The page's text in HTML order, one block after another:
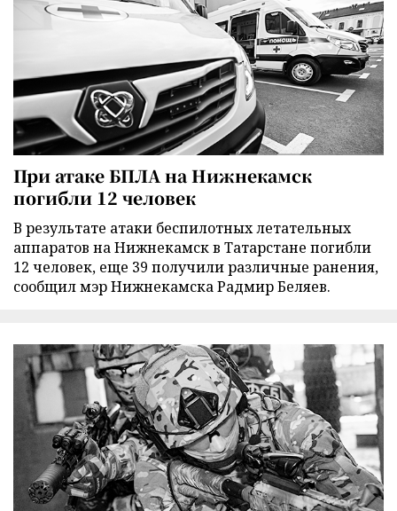
При атаке БПЛА на Нижнекамск
погибли 12 человек
В результате атаки беспилотных летательных
аппаратов на Нижнекамск в Татарстане погибли
12 человек, еще 39 получили различные ранения,
сообщил мэр Нижнекамска Радмир Беляев.